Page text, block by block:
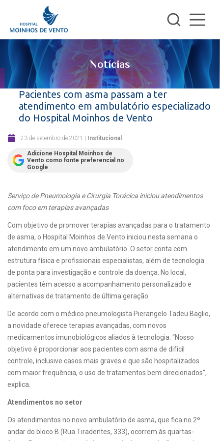
Notícias
Pacientes com asma passam a ter
atendimento em ambulatório especializado
do Hospital Moinhos de Vento
23 de setembro de 2021 | Institucional
Adicione Hospital Moinhos de
Vento como fonte preferencial no
Google
Serviço de Pneumologia e Cirurgia Torácica iniciou atendimentos
com foco em terapias avançadas
Com objetivo de promover terapias avançadas para o tratamento
de asma, o Hospital Moinhos de Vento iniciou nesta semana o
atendimento em um novo ambulatório. O setor conta com
estrutura física e profissionais especialistas, além de tecnologia
de ponta para investigação e controle da doença. No local,
pacientes têm acesso a acompanhamento personalizado e
alternativas de tratamento de última geração.
De acordo com o médico pneumologista Pierangelo Tadeu Baglio,
a novidade oferece terapias avançadas, com novos
medicamentos imunobiológicos aliados à tecnologia. “Nosso
objetivo é proporcionar aos pacientes com asma de difícil
controle, inclusive casos mais graves e que são hospitalizados
com maior frequência, o uso de tratamentos bem direcionados",
explica.
Atendimentos no setor
Os atendimentos no novo ambulatório de asma, que fica no 2º
andar do bloco B (Rua Tiradentes, 333), ocorrem às quartas-